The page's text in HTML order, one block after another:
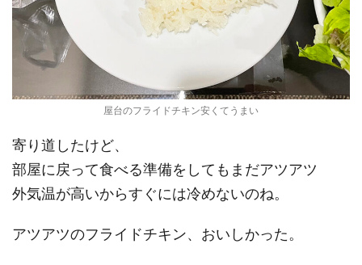
屋台のフライドチキン安くてうまい
寄り道したけど、
部屋に戻って食べる準備をしてもまだアツアツ
外気温が高いからすぐには冷めないのね。
アツアツのフライドチキン、おいしかった。